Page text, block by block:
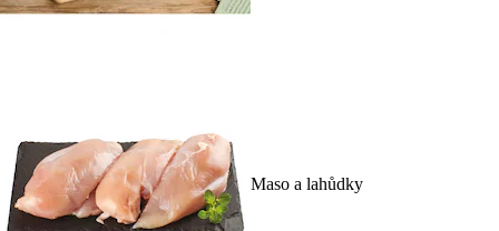
Maso a lahůdky